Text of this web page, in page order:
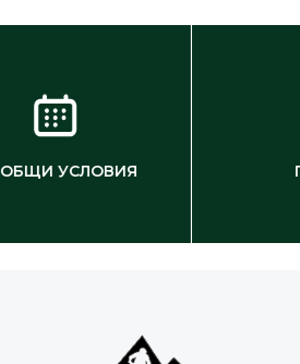
ОБЩИ УСЛОВИЯ